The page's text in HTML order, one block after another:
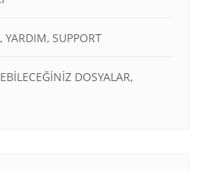
YARDIM, SUPPORT
DOSYALAR,